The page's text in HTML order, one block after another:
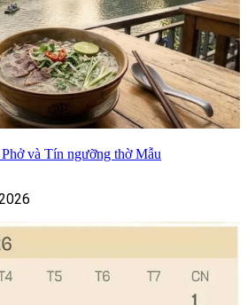
và Tín ngưỡng thờ Mẫu